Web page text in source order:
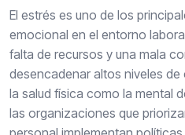
El estrés es uno de los
emocional en el entorno
falta de recursos y una mala
desencadenar altos niveles
la salud física como la mental
las organizaciones que